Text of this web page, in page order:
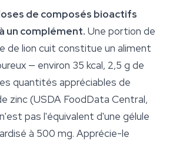
de composés bioactifs
un complément. Une portion de
de lion cuit constitue un aliment
— environ 35 kcal, 2,5 g de
quantités appréciables de
zinc (USDA FoodData Central,
pas l'équivalent d'une gélule
à 500 mg. Apprécie-le